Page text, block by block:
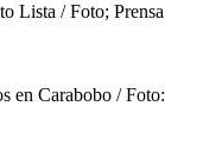
Lista / Foto; Prensa
en Carabobo / Foto: